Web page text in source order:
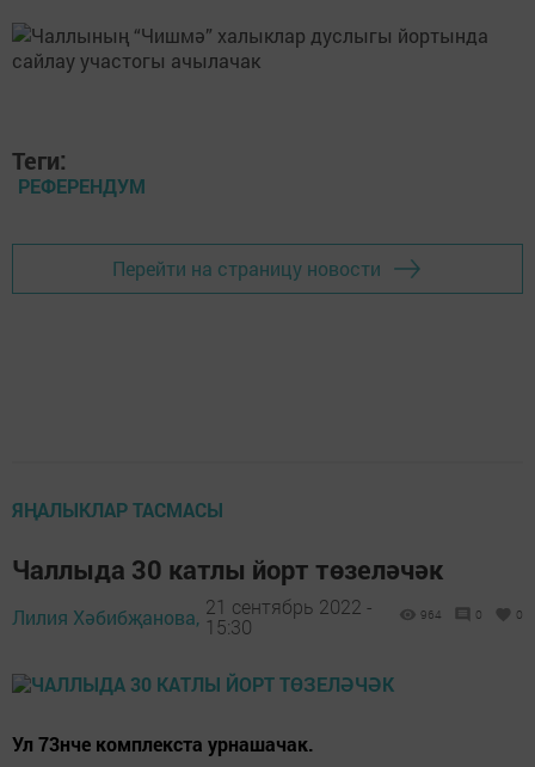
Теги:
РЕФЕРЕНДУМ
Перейти на страницу новости
ЯҢАЛЫКЛАР ТАСМАСЫ
Чаллыда 30 катлы йорт төзеләчәк
Лилия Хәбибҗанова, 21 сентябрь 2022 -
15:30
964 0 0
Ул 73нче комплекста урнашачак.